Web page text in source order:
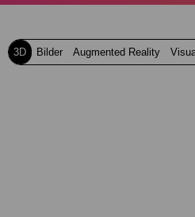
3D Bilder Augmented Reality